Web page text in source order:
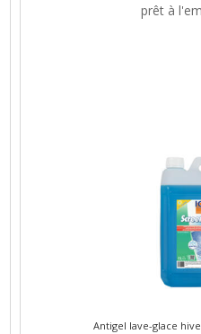
prêt à
Antigel lave-glace